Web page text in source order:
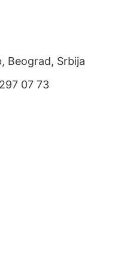
Beograd, Srbija
07 73